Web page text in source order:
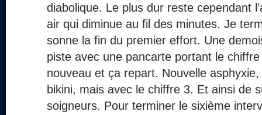
diabolique. Le plus dur reste cependant
air qui diminue au fil des minutes. Je
sonne la fin du premier effort. Une
piste avec une pancarte portant le
nouveau et ça repart. Nouvelle
bikini, mais avec le chiffre 3. Et ainsi de
soigneurs. Pour terminer le sixième